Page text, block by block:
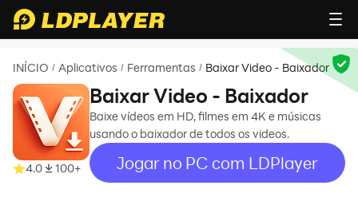
INÍCIO / Aplicativos / Ferramentas / Baixar Video - Baixador
4.0 100+
Baixar Video - Baixador
Baixe vídeos em HD, filmes em 4K e músicas
usando o baixador de todos os videos.
Jogar no PC com LDPlayer
recommend